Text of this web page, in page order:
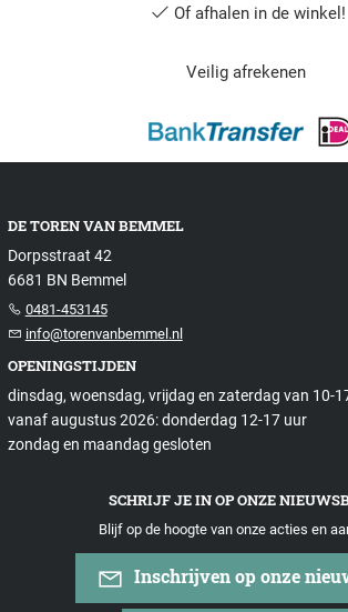
Of afhalen in de winkel!
Veilig afrekenen
DE TOREN VAN BEMMEL
Dorpsstraat 42
6681 BN Bemmel
0481-453145
info@torenvanbemmel.nl
OPENINGSTIJDEN
dinsdag, woensdag, vrijdag en zaterdag van 10-
vanaf augustus 2026: donderdag 12-17 uur
zondag en maandag gesloten
SCHRIJF JE IN OP ONZE
Blijf op de hoogte van onze acties en
Inschrijven op onze